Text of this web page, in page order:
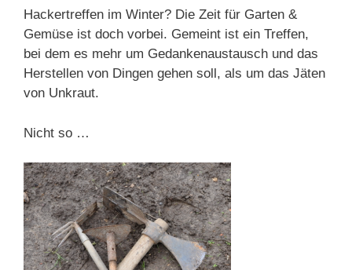
Hackertreffen im Winter? Die Zeit für Garten &
Gemüse ist doch vorbei. Gemeint ist ein Treffen,
bei dem es mehr um Gedankenaustausch und das
Herstellen von Dingen gehen soll, als um das Jäten
von Unkraut.
Nicht so …